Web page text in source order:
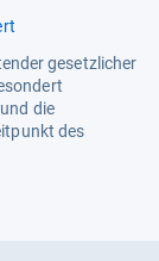
gesetzlicher
die
des